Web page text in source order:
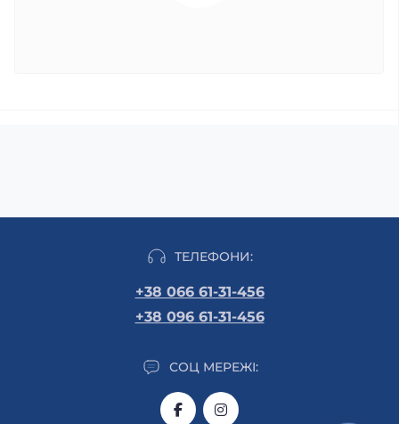
ТЕЛЕФОНИ:
+38 066 61-31-456
+38 096 61-31-456
СОЦ МЕРЕЖІ: